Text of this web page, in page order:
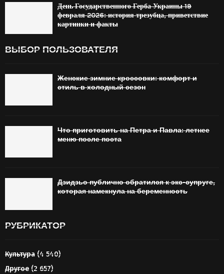
День Государственного Герба Украины 19
февраля 2026: история трезубца, приветствие
картинки и факты
ВЫБОР ПОЛЬЗОВАТЕЛЯ
Женские зимние кроссовки: комфорт и
стиль в холодный сезон
Что приготовить на Петра и Павла: летнее
меню после поста
Дзидзьо публично обратился к экс-супруге,
которая намекнула на беременность
РУБРИКАТОР
Культура (4 540)
Другое (2 657)